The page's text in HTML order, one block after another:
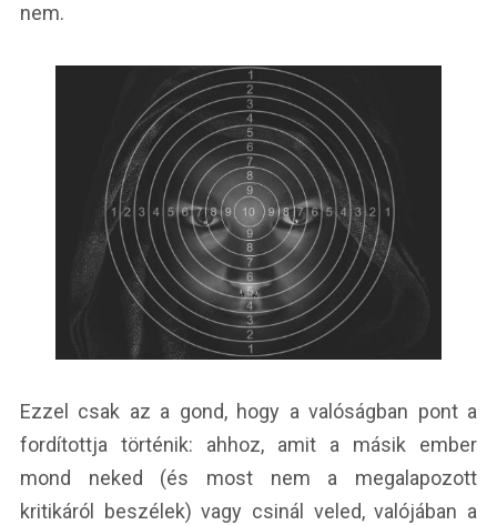
nem.
Ezzel csak az a gond, hogy a valóságban pont a
fordítottja történik: ahhoz, amit a másik ember
mond neked (és most nem a megalapozott
kritikáról beszélek) vagy csinál veled, valójában a